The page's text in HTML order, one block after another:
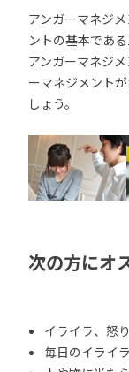
アンガーマネジ
ントの基本であ
アンガーマネジ
ーマネジメント
しょう。
次の方にオ
イライラ、怒
毎日のイライ